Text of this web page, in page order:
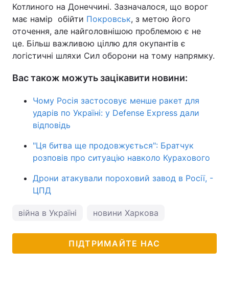
Котлиного на Донеччині. Зазначалося, що ворог
має намір обійти Покровськ, з метою його
оточення, але найголовнішою проблемою є не
це. Більш важливою ціллю для окупантів є
логістичні шляхи Сил оборони на тому напрямку.
Вас також можуть зацікавити новини:
Чому Росія застосовує менше ракет для
ударів по Україні: у Defense Express дали
відповідь
"Ця битва ще продовжується": Братчук
розповів про ситуацію навколо Курахового
Дрони атакували пороховий завод в Росії, -
ЦПД
війна в Україні новини Харкова
ПІДТРИМАЙТЕ НАС